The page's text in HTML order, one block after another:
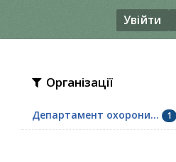
Увійти
Організації
Департамент охорони... 1